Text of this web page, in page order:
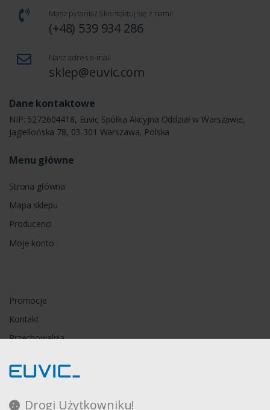
Drogi Użytkowniku!
Masz pytania? Skontaktuj się z nami!
(+48) 539 934 286
Nasz adres e-mail
sklep@euvic.com
Dane kontaktowe
NIP: 5272604418, Euvic Spółka Akcyjna Oddział w Warszawie,
Jagiellońska 78, 03-301 Warszawa, Polska
Menu główne
Strona główna
Mapa sklepu
Producenci
Moje konto
Promocje
Kontakt
Przechowalnia